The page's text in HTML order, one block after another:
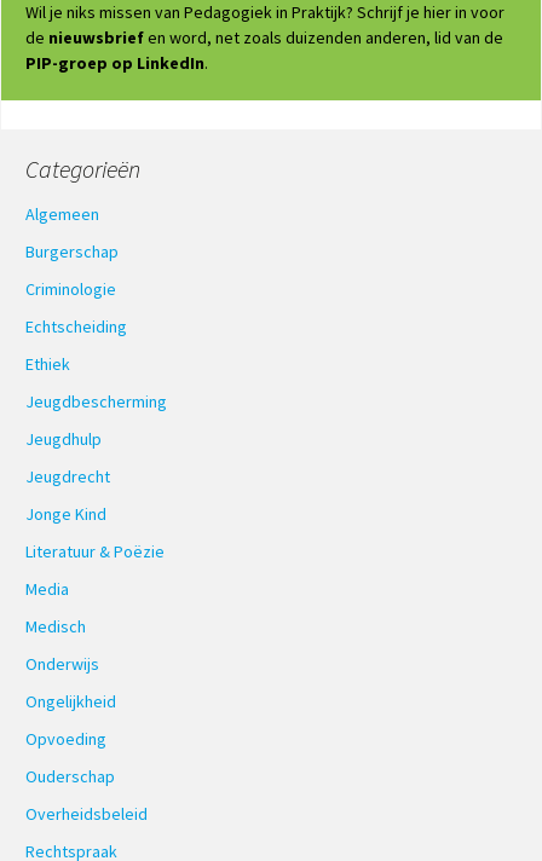
Wil je niks missen van Pedagogiek in Praktijk? Schrijf je hier in voor
de nieuwsbriefen word, net zoals duizenden anderen, lid van de
PIP-groep op LinkedIn.
Categorieën
Algemeen
Burgerschap
Criminologie
Echtscheiding
Ethiek
Jeugdbescherming
Jeugdhulp
Jeugdrecht
Jonge Kind
Literatuur & Poëzie
Media
Medisch
Onderwijs
Ongelijkheid
Opvoeding
Ouderschap
Overheidsbeleid
Rechtspraak